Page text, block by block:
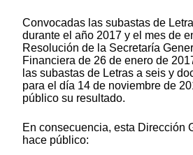
Convocadas las subastas de
durante el año 2017 y el mes de
Resolución de la Secretaría
Financiera de 26 de enero de
las subastas de Letras a seis y
para el día 14 de noviembre de
público su resultado.
En consecuencia, esta Dirección
hace público: